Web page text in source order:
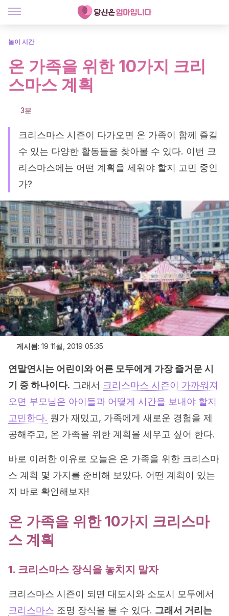
놀이 시간
온 가족을 위한 10가지 크리
스마스 계획
3분
크리스마스 시즌이 다가오면 온 가족이 함께 즐길
수 있는 다양한 활동들을 찾아볼 수 있다. 이번 크
리스마스에는 어떤 계획을 세워야 할지 고민 중인
가?
게시됨: 19 11월, 2019 05:35
연말연시는 어린이와 어른 모두에게 가장 즐거운 시
기 중 하나이다. 그래서 크리스마스 시즌이 가까워져
오면 부모님은 아이들과 어떻게 시간을 보내야 할지
고민한다. 뭔가 재밌고, 가족에게 새로운 경험을 제
공해주고, 온 가족을 위한 계획을 세우고 싶어 한다.
바로 이러한 이유로 오늘은 온 가족을 위한 크리스마
스 계획 몇 가지를 준비해 보았다. 어떤 계획이 있는
지 바로 확인해보자!
온 가족을 위한 10가지 크리스마
스 계획
1. 크리스마스 장식을 놓치지 말자
크리스마스 시즌이 되면 대도시와 소도시 모두에서
크리스마스 조명 장식을 볼 수 있다. 그래서 거리는